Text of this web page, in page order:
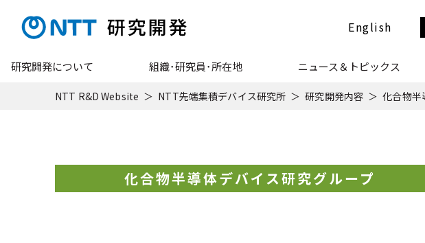
English
研究開発について 組織･研究員･所在地 ニュース＆トピックス
NTT R&D Website NTT先端集積デバイス研究所 研究開発内容 化合物半
化合物半導体デバイス研究グループ